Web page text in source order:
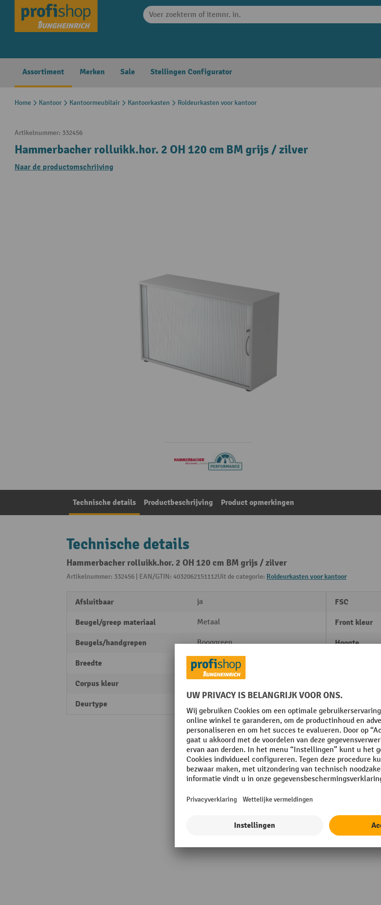
Skip to main navigation
Assortiment Merken Sale Stellingen Configurator
Home Kantoor Kantoormeubilair Kantoorkasten Roldeurkasten voor kantoor
Artikelnummer: 332456
Hammerbacher rolluikk.hor. 2 OH 120 cm BM grijs / zilver
Naar de productomschrijving
Technische details Productbeschrijving Product opmerkingen
Technische details
Hammerbacher rolluikk.hor. 2 OH 120 cm BM grijs / zilver
Artikelnummer: 332456 | EAN/GTIN: 4032062151112Uit de categorie: Roldeurkasten voor kantoor
Afsluitbaar ja
Beugel/greep materiaal Metaal
Beugels/handgrepen Booggreep
Breedte 1200 mm
Corpus kleur
Deurtype
FSC
Front kleur
Hoogte
Levering
Toon alle technische details